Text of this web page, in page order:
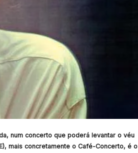
num concerto que poderá levantar o véu
mais concretamente o Café-Concerto, é o